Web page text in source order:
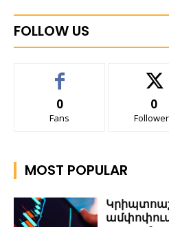
FOLLOW US
0
Fans
0
MOST POPULAR